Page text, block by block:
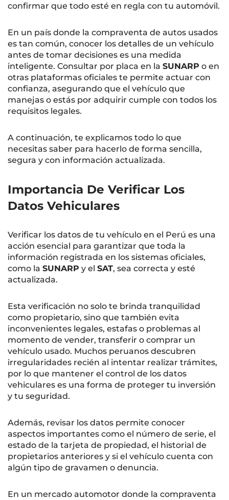
confirmar que todo esté en regla con tu automóvil.
En un país donde la compraventa de autos usados
es tan común, conocer los detalles de un vehículo
antes de tomar decisiones es una medida
inteligente. Consultar por placa en la SUNARP o en
otras plataformas oficiales te permite actuar con
confianza, asegurando que el vehículo que
manejas o estás por adquirir cumple con todos los
requisitos legales.
A continuación, te explicamos todo lo que
necesitas saber para hacerlo de forma sencilla,
segura y con información actualizada.
Importancia De Verificar Los
Datos Vehiculares
Verificar los datos de tu vehículo en el Perú es una
acción esencial para garantizar que toda la
información registrada en los sistemas oficiales,
como la SUNARP y el SAT, sea correcta y esté
actualizada.
Esta verificación no solo te brinda tranquilidad
como propietario, sino que también evita
inconvenientes legales, estafas o problemas al
momento de vender, transferir o comprar un
vehículo usado. Muchos peruanos descubren
irregularidades recién al intentar realizar trámites,
por lo que mantener el control de los datos
vehiculares es una forma de proteger tu inversión
y tu seguridad.
Además, revisar los datos permite conocer
aspectos importantes como el número de serie, el
estado de la tarjeta de propiedad, el historial de
propietarios anteriores y si el vehículo cuenta con
algún tipo de gravamen o denuncia.
En un mercado automotor donde la compraventa